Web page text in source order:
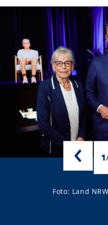
1
Foto: Land